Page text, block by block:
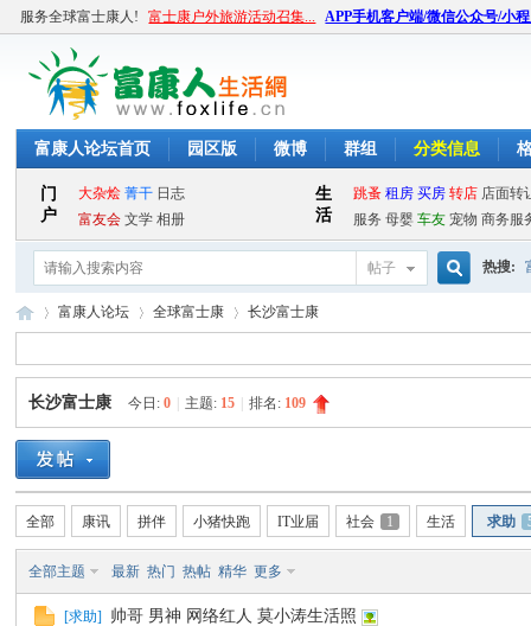
服务全球富士康人! 富士康户外旅游活动召集... APP手机客户端/微信公众号/小
富康人论坛首页 园区版 微博 群组 分类信息
帖子 热搜:
»
富康人论坛 全球富士康 长沙富士康
长沙富士康 今日:0 主题: 15 排名: 109
全部 康讯 拼伴 小猪快跑 IT业届 社会 1 生活 求助
全部主题 最新 热门 热帖 精华 更多
[求助] 帅哥 男神 网络红人 莫小涛生活照